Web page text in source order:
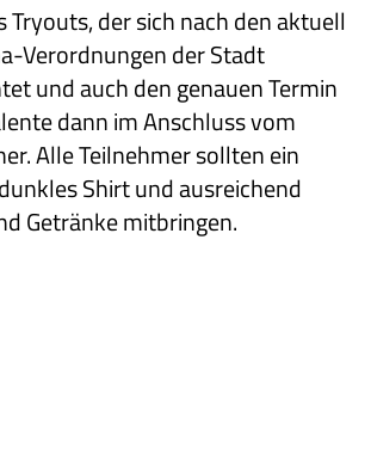
Tryouts, der sich nach den aktuell
Verordnungen der Stadt
und auch den genauen Termin
dann im Anschluss vom
Alle Teilnehmer sollten ein
Shirt und ausreichend
Getränke mitbringen.